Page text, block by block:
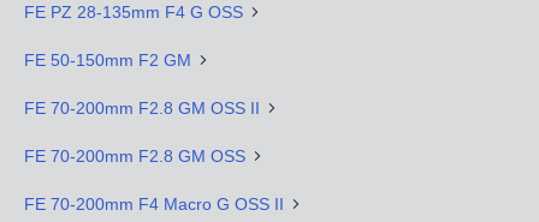
FE PZ 28-135mm F4 G OSS
FE 50-150mm F2 GM
FE 70-200mm F2.8 GM OSS II
FE 70-200mm F2.8 GM OSS
FE 70-200mm F4 Macro G OSS II